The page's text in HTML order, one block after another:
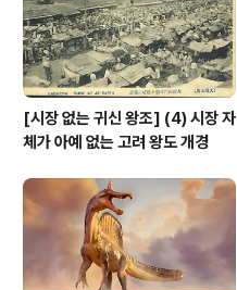
[시장 없는 귀신 왕조] (4) 시장 자
체가 아예 없는 고려 왕도 개경